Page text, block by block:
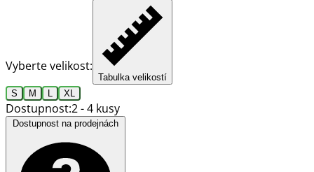
Vyberte velikost:
Tabulka velikostí
S
M XL
Dostupnost:2 - 4 kusy